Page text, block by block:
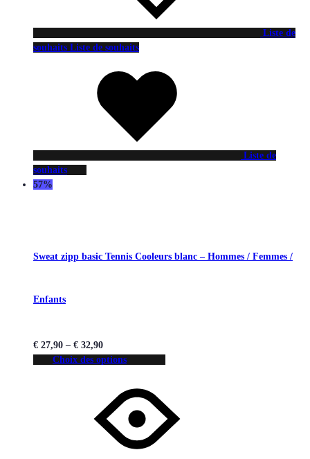
Liste de
souhaits Liste de souhaits
Liste de
souhaits
57%
Sweat zipp basic Tennis Cooleurs blanc – Hommes / Femmes /
Enfants
€ 27,90 – € 32,90
Choix des options